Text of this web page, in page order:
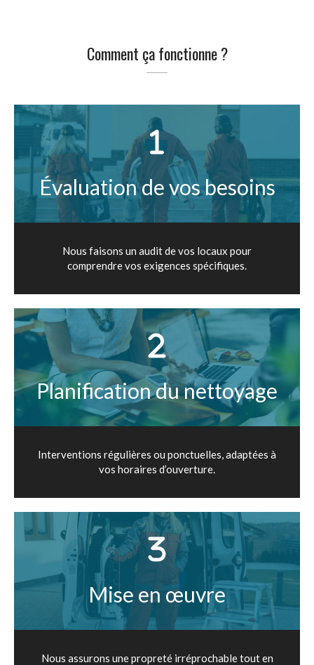
Comment ça fonctionne ?
Évaluation de vos besoins
Nous faisons un audit de vos locaux pour
comprendre vos exigences spécifiques.
Planification du nettoyage
Interventions régulières ou ponctuelles, adaptées à
vos horaires d’ouverture.
Mise en œuvre
Nous assurons une propreté irréprochable tout en